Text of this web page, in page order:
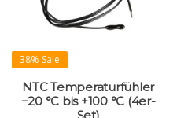
38% Sale
NTC Temperaturfühler
−20 °C bis +100 °C (4er-